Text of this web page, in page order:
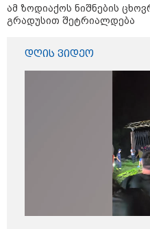
ამ ზოდიაქოს ნიშნების
გრადუსით შეტრიალდება
დღის ვიდეო